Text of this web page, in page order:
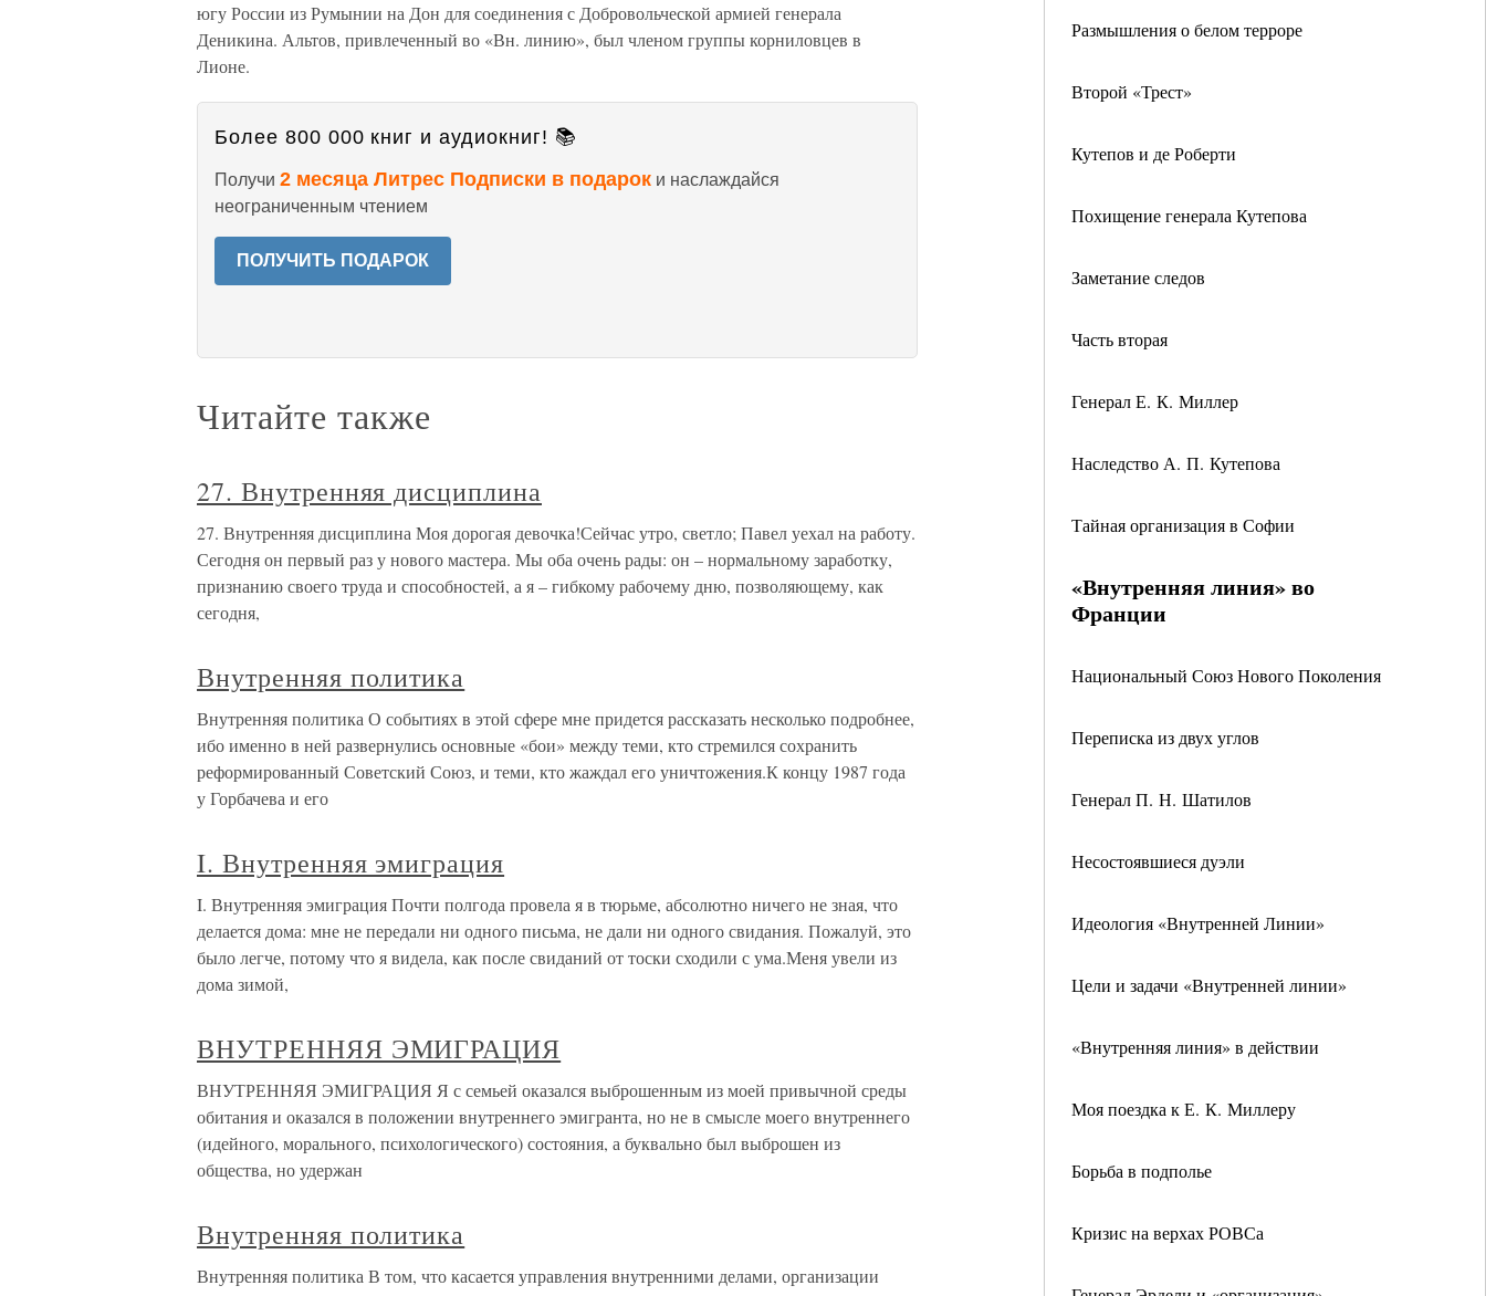
Размышления о белом терроре
Второй «Трест»
Кутепов и де Роберти
Похищение генерала Кутепова
Заметание следов
Часть вторая
Генерал Е. К. Миллер
Наследство А. П. Кутепова
Тайная организация в Софии
«Внутренняя линия» во
Франции
Национальный Союз Нового Поколения
Переписка из двух углов
Генерал П. Н. Шатилов
Несостоявшиеся дуэли
Идеология «Внутренней Линии»
Цели и задачи «Внутренней линии»
«Внутренняя линия» в действии
Моя поездка к Е. К. Миллеру
Борьба в подполье
Кризис на верхах РОВСа
югу России из Румынии на Дон для соединения с Добровольческой армией генерала
Деникина. Альтов, привлеченный во «Вн. линию», был членом группы корниловцев в
Лионе.
Более 800 000 книг и аудиокниг! 📚
Получи 2 месяца Литрес Подписки в подарок и наслаждайся
неограниченным чтением
ПОЛУЧИТЬ ПОДАРОК
Читайте также
27. Внутренняя дисциплина
27. Внутренняя дисциплина Моя дорогая девочка!Сейчас утро, светло; Павел уехал на работу.
Сегодня он первый раз у нового мастера. Мы оба очень рады: он – нормальному заработку,
признанию своего труда и способностей, а я – гибкому рабочему дню, позволяющему, как
сегодня,
Внутренняя политика
Внутренняя политика О событиях в этой сфере мне придется рассказать несколько подробнее,
ибо именно в ней развернулись основные «бои» между теми, кто стремился сохранить
реформированный Советский Союз, и теми, кто жаждал его уничтожения.К концу 1987 года
у Горбачева и его
I. Внутренняя эмиграция
I. Внутренняя эмиграция Почти полгода провела я в тюрьме, абсолютно ничего не зная, что
делается дома: мне не передали ни одного письма, не дали ни одного свидания. Пожалуй, это
было легче, потому что я видела, как после свиданий от тоски сходили с ума.Меня увели из
дома зимой,
ВНУТРЕННЯЯ ЭМИГРАЦИЯ
ВНУТРЕННЯЯ ЭМИГРАЦИЯ Я с семьей оказался выброшенным из моей привычной среды
обитания и оказался в положении внутреннего эмигранта, но не в смысле моего внутреннего
(идейного, морального, психологического) состояния, а буквально был выброшен из
общества, но удержан
Внутренняя политика
Внутренняя политика В том, что касается управления внутренними делами, организации